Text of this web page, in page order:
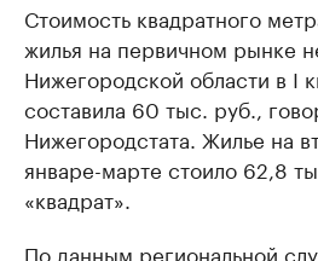
Стоимость квадратного
жилья на первичном рынке
Нижегородской области в I
составила 60 тыс. руб.,
Нижегородстата. Жилье на
январе-марте стоило 62,8
«квадрат».
По данным региональной